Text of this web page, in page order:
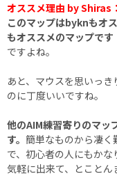
オススメ理由 by Shiras：
このマップはbyknもオ
もオススメのマップです
ですよね。
あと、マウスを思いっ
のに丁度いいですね。
他のAIM練習寄りのマッ
す。 簡単なものから凄
で、初心者の人にもかな
気軽に出来て、とことん